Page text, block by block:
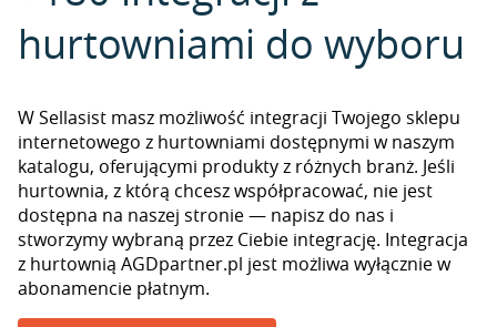
hurtowniami do wyboru
W Sellasist masz możliwość integracji Twojego sklepu
internetowego z hurtowniami dostępnymi w naszym
katalogu, oferującymi produkty z różnych branż. Jeśli
hurtownia, z którą chcesz współpracować, nie jest
dostępna na naszej stronie — napisz do nas i
stworzymy wybraną przez Ciebie integrację. Integracja
z hurtownią AGDpartner.pl jest możliwa wyłącznie w
abonamencie płatnym.